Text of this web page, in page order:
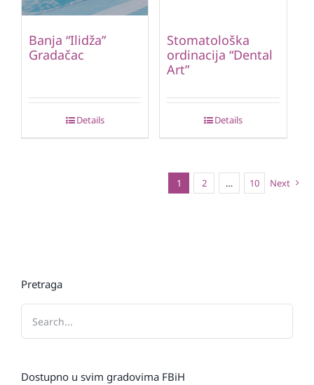
Banja “Ilidža”
Gradačac
Details
Stomatološka
ordinacija “Dental
Art”
Details
1 2 … 10 Next
Pretraga
Dostupno u svim gradovima FBiH